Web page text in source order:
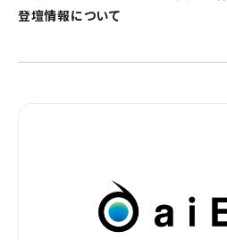
登壇情報について